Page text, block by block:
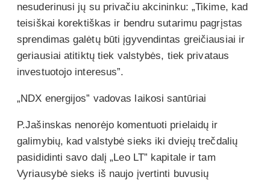
nesuderinusi jų su privačiu akcininku: „Tikime, kad
teisiškai korektiškas ir bendru sutarimu pagrįstas
sprendimas galėtų būti įgyvendintas greičiausiai ir
geriausiai atitiktų tiek valstybės, tiek privataus
investuotojo interesus”.
„NDX energijos” vadovas laikosi santūriai
P.Jašinskas nenorėjo komentuoti prielaidų ir
galimybių, kad valstybė sieks iki dviejų trečdalių
pasididinti savo dalį „Leo LT” kapitale ir tam
Vyriausybė sieks iš naujo įvertinti buvusių